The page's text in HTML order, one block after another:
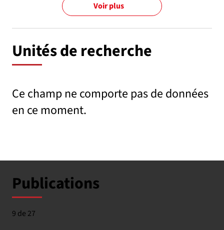
Voir plus
Unités de recherche
Ce champ ne comporte pas de données
en ce moment.
Publications
9 de 27